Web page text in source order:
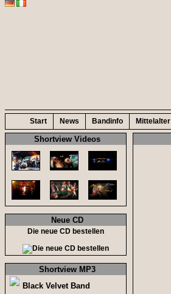
Start News Bandinfo Mittelalter
Shortview Videos
Neue CD
Die neue CD bestellen
Shortview MP3
Black Velvet Band